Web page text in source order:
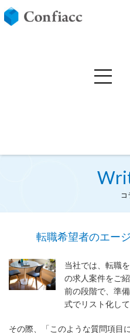
コ
転職希望者のエー
当社では、転職
の求人案件をご
前の段階で、準
式でリスト化し
その際、「このような質問項目